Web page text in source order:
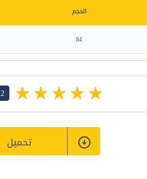
الحجم
84
2
تحميل